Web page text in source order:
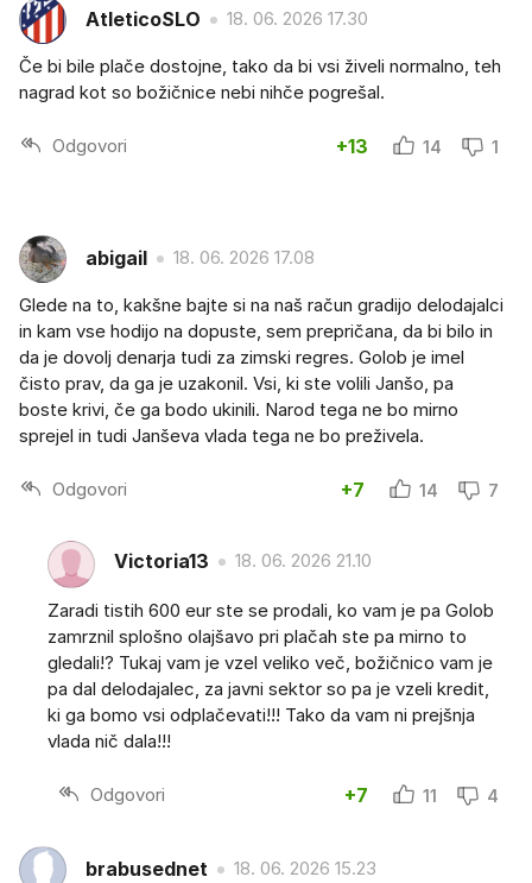
AtleticoSLO 18. 06. 2026 17.30
Če bi bile plače dostojne, tako da bi vsi živeli normalno, teh
nagrad kot so božičnice nebi nihče pogrešal.
Odgovori +13 14 1
abigail 18. 06. 2026 17.08
Glede na to, kakšne bajte si na naš račun gradijo delodajalci
in kam vse hodijo na dopuste, sem prepričana, da bi bilo in
da je dovolj denarja tudi za zimski regres. Golob je imel
čisto prav, da ga je uzakonil. Vsi, ki ste volili Janšo, pa
boste krivi, če ga bodo ukinili. Narod tega ne bo mirno
sprejel in tudi Janševa vlada tega ne bo preživela.
Odgovori +7 14 7
Victoria13 18. 06. 2026 21.10
Zaradi tistih 600 eur ste se prodali, ko vam je pa Golob
zamrznil splošno olajšavo pri plačah ste pa mirno to
gledali!? Tukaj vam je vzel veliko več, božičnico vam je
pa dal delodajalec, za javni sektor so pa je vzeli kredit,
ki ga bomo vsi odplačevati!!! Tako da vam ni prejšnja
vlada nič dala!!!
Odgovori +7 11 4
brabusednet 18. 06. 2026 15.23